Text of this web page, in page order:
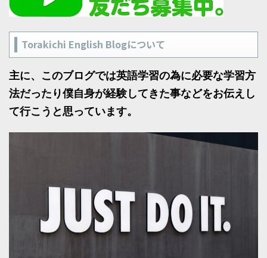
Torakichi English Blogについて
主に、このブログでは英語学習の為に必要な学習方
法だったり僕自身が経験してきた事などをお伝えし
て行こうと思っています。